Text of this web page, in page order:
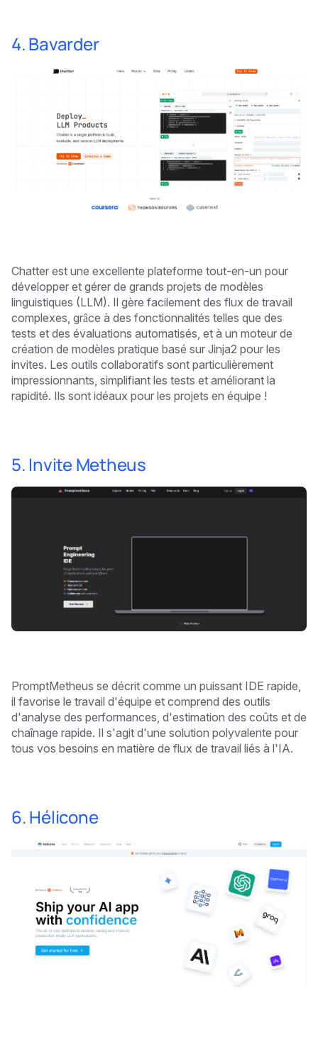
4. Bavarder
Chatter est une excellente plateforme tout-en-un pour
développer et gérer de grands projets de modèles
linguistiques (LLM). Il gère facilement des flux de travail
complexes, grâce à des fonctionnalités telles que des
tests et des évaluations automatisés, et à un moteur de
création de modèles pratique basé sur Jinja2 pour les
invites. Les outils collaboratifs sont particulièrement
impressionnants, simplifiant les tests et améliorant la
rapidité. Ils sont idéaux pour les projets en équipe !
5. Invite Metheus
PromptMetheus se décrit comme un puissant IDE rapide,
il favorise le travail d'équipe et comprend des outils
d'analyse des performances, d'estimation des coûts et de
chaînage rapide. Il s'agit d'une solution polyvalente pour
tous vos besoins en matière de flux de travail liés à l'IA.
6. Hélicone